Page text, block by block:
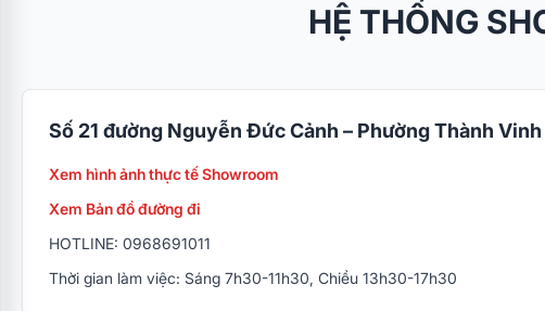
HỆ THỐNG
Số 21 đường Nguyễn Đức Cảnh – Phường Thành Vinh
Xem hình ảnh thực tế Showroom
Xem Bản đồ đường đi
HOTLINE: 0968691011
Thời gian làm việc: Sáng 7h30-11h30, Chiều 13h30-17h30